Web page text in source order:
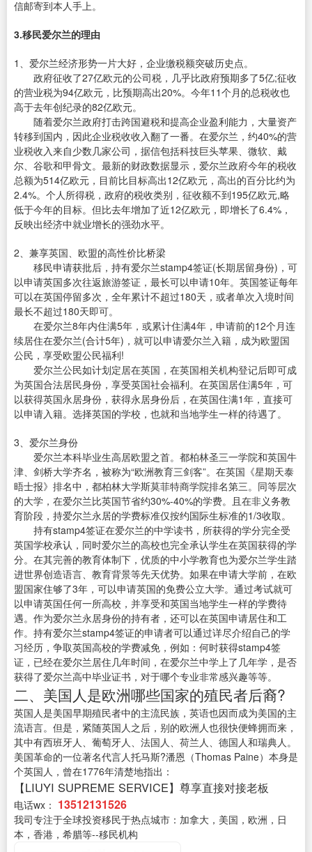
信邮寄到本人手上。
3.移民爱尔兰的理由
1、爱尔兰经济形势一片大好，企业缴税额突破历史点。
政府征收了27亿欧元的公司税，几乎比政府预期多了5亿;征收
的营业税为94亿欧元，比预期高出20%。今年11个月的总税收也
高于去年创纪录的82亿欧元。
随着爱尔兰政府打击跨国避税和提高企业盈利能力，大量资产
转移到国内，因此企业税收收入翻了一番。在爱尔兰，约40%的营
业税收入来自少数几家公司，据信包括科技巨头苹果、微软、戴
尔、谷歌和甲骨文。最新的财政数据显示，爱尔兰政府今年的税收
总额为514亿欧元，目前比目标高出12亿欧元，高出的百分比约为
2.4%。个人所得税，政府的税收类别，征收额不到195亿欧元,略
低于今年的目标。但比去年增加了近12亿欧元，即增长了6.4%，
反映出经济中就业增长的强劲水平。
2、兼享英国、欧盟的高性价比桥梁
移民申请获批后，持有爱尔兰stamp4签证(长期居留身份)，可
以申请英国多次往返旅游签证，最长可以申请10年。英国签证每年
可以在英国停留多次，全年累计不超过180天，或者单次入境时间
最长不超过180天即可。
在爱尔兰8年内住满5年，或累计住满4年，申请前的12个月连
续居住在爱尔兰(合计5年)，就可以申请爱尔兰入籍，成为欧盟国
公民，享受欧盟公民福利!
爱尔兰公民如计划定居在英国，在英国相关机构登记后即可成
为英国合法居民身份，享受英国社会福利。在英国居住满5年，可
以获得英国永居身份，获得永居身份后，在英国住满1年，直接可
以申请入籍。选择英国的学校，也就和当地学生一样的待遇了。
3、爱尔兰身份
爱尔兰本科毕业生高居欧盟之首。都柏林圣三一学院和英国牛
津、剑桥大学齐名，被称为“欧洲教育三剑客”。在英国《星期天泰
晤士报》排名中，都柏林大学斯莫菲特商学院排名第三。同等层次
的大学，在爱尔兰比英国节省约30%-40%的学费。且在非义务教
育阶段，持爱尔兰永居的学费标准仅按约国际生标准的1/3收取。
持有stamp4签证在爱尔兰的中学读书，所获得的学分完全受
英国学校承认，同时爱尔兰的高校也完全承认学生在英国获得的学
分。在其完善的教育体制下，优质的中小学教育也为爱尔兰学生踏
进世界创造语言、教育背景等先天优势。如果在申请大学前，在欧
盟国家住够了3年，可以申请英国的免费公立大学。通过考试就可
以申请英国任何一所高校，并享受和英国当地学生一样的学费待
遇。作为爱尔兰永居身份的持有者，还可以在英国申请居住和工
作。持有爱尔兰stamp4签证的申请者可以通过详尽介绍自己的学
习经历，争取英国高校的学费减免，例如：何时获得stamp4签
证，已经在爱尔兰居住几年时间，在爱尔兰中学上了几年学，是否
获得了爱尔兰高中毕业证书，对于哪个专业非常感兴趣等等。
二、美国人是欧洲哪些国家的殖民者后裔?
英国人是美国早期殖民者中的主流民族，英语也因而成为美国的主
流语言。但是，紧随英国人之后，别的欧洲人也很快便蜂拥而来，
其中有西班牙人、葡萄牙人、法国人、荷兰人、德国人和瑞典人。
美国革命的一位著名代言人托马斯?潘恩（Thomas Paine）本身是
个英国人，曾在1776年清楚地指出：
【LIUYI SUPREME SERVICE】尊享直接对接老板
电话wx： 13512131526
我司专注于全球投资移民于热点城市：加拿大，美国，欧洲，日
本，香港，希腊等--移民机构